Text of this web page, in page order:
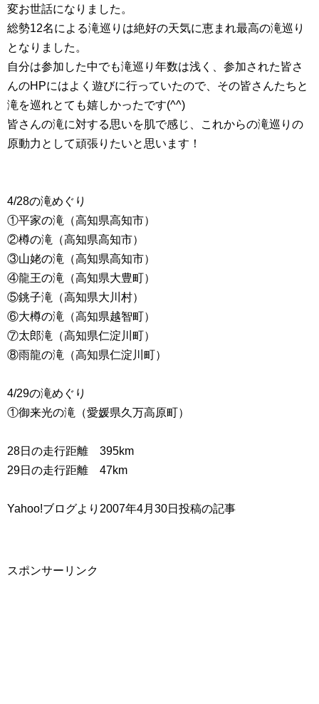
変お世話になりました。
総勢12名による滝巡りは絶好の天気に恵まれ最高の滝巡り
となりました。
自分は参加した中でも滝巡り年数は浅く、参加された皆さ
んのHPにはよく遊びに行っていたので、その皆さんたちと
滝を巡れとても嬉しかったです(^^)
皆さんの滝に対する思いを肌で感じ、これからの滝巡りの
原動力として頑張りたいと思います！
4/28の滝めぐり
①平家の滝（高知県高知市）
②樽の滝（高知県高知市）
③山姥の滝（高知県高知市）
④龍王の滝（高知県大豊町）
⑤銚子滝（高知県大川村）
⑥大樽の滝（高知県越智町）
⑦太郎滝（高知県仁淀川町）
⑧雨龍の滝（高知県仁淀川町）
4/29の滝めぐり
①御来光の滝（愛媛県久万高原町）
28日の走行距離 395km
29日の走行距離 47km
Yahoo!ブログより2007年4月30日投稿の記事
スポンサーリンク